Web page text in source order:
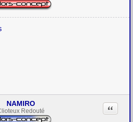
NAMIRO
Redouté Citation